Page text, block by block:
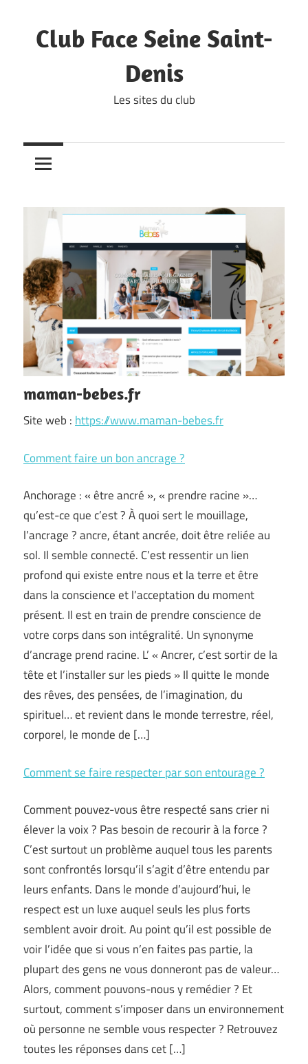
content
Club Face Seine Saint-
Denis
Les sites du club
maman-bebes.fr
Site web : https://www.maman-bebes.fr
Comment faire un bon ancrage ?
Anchorage : « être ancré », « prendre racine »…
qu’est-ce que c’est ? À quoi sert le mouillage,
l’ancrage ? ancre, étant ancrée, doit être reliée au
sol. Il semble connecté. C’est ressentir un lien
profond qui existe entre nous et la terre et être
dans la conscience et l’acceptation du moment
présent. Il est en train de prendre conscience de
votre corps dans son intégralité. Un synonyme
d’ancrage prend racine. L’ « Ancrer, c’est sortir de la
tête et l’installer sur les pieds » Il quitte le monde
des rêves, des pensées, de l’imagination, du
spirituel… et revient dans le monde terrestre, réel,
corporel, le monde de […]
Comment se faire respecter par son entourage ?
Comment pouvez-vous être respecté sans crier ni
élever la voix ? Pas besoin de recourir à la force ?
C’est surtout un problème auquel tous les parents
sont confrontés lorsqu’il s’agit d’être entendu par
leurs enfants. Dans le monde d’aujourd’hui, le
respect est un luxe auquel seuls les plus forts
semblent avoir droit. Au point qu’il est possible de
voir l’idée que si vous n’en faites pas partie, la
plupart des gens ne vous donneront pas de valeur…
Alors, comment pouvons-nous y remédier ? Et
surtout, comment s’imposer dans un environnement
où personne ne semble vous respecter ? Retrouvez
toutes les réponses dans cet […]